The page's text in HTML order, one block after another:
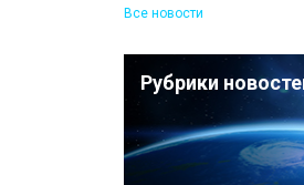
Все новости
Рубрики